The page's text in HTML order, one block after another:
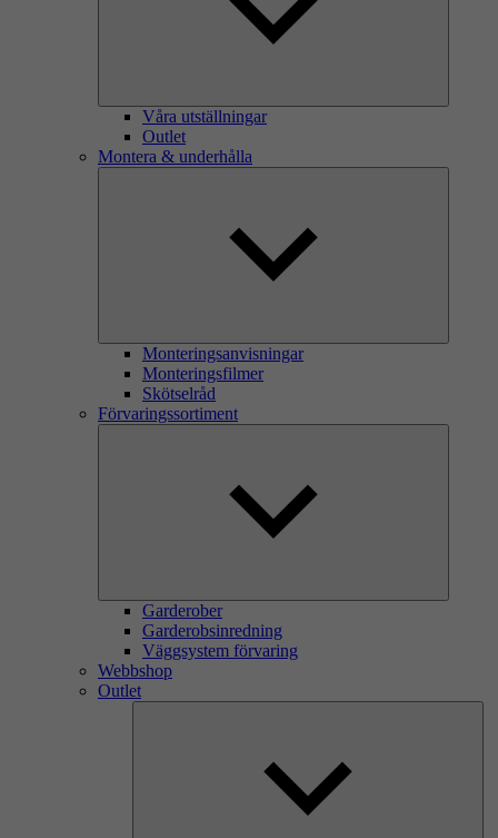
Våra utställningar
Outlet
Montera & underhålla
Monteringsanvisningar
Monteringsfilmer
Skötselråd
Förvaringssortiment
Garderober
Garderobsinredning
Väggsystem förvaring
Webbshop
Outlet